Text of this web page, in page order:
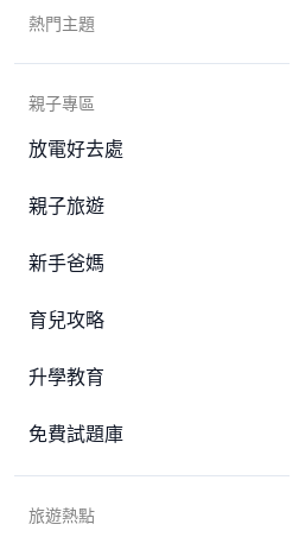
熱門主題
親子專區
放電好去處
親子旅遊
新手爸媽
育兒攻略
升學教育
免費試題庫
旅遊熱點